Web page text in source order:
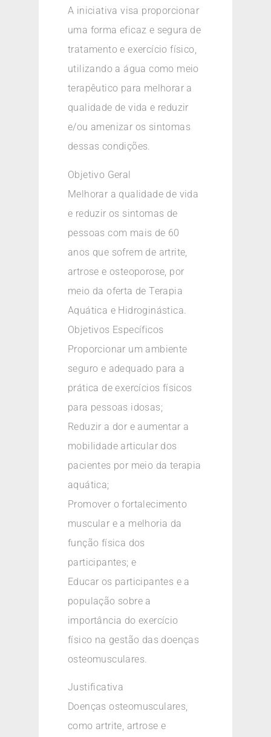
A iniciativa visa proporcionar
uma forma eficaz e segura de
tratamento e exercício físico,
utilizando a água como meio
terapêutico para melhorar a
qualidade de vida e reduzir
e/ou amenizar os sintomas
dessas condições.
Objetivo Geral
Melhorar a qualidade de vida
e reduzir os sintomas de
pessoas com mais de 60
anos que sofrem de artrite,
artrose e osteoporose, por
meio da oferta de Terapia
Aquática e Hidroginástica.
Objetivos Específicos
Proporcionar um ambiente
seguro e adequado para a
prática de exercícios físicos
para pessoas idosas;
Reduzir a dor e aumentar a
mobilidade articular dos
pacientes por meio da terapia
aquática;
Promover o fortalecimento
muscular e a melhoria da
função física dos
participantes; e
Educar os participantes e a
população sobre a
importância do exercício
físico na gestão das doenças
osteomusculares.
Justificativa
Doenças osteomusculares,
como artrite, artrose e